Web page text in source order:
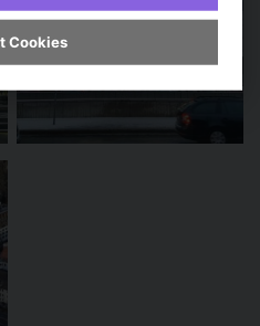
Cookies